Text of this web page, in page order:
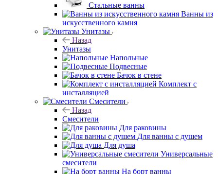
Стальные ванны
Ванны из
искусственного камня
Унитазы
Назад
Унитазы
Напольные
Подвесные
Бачок в стене
Комплект с
инсталляцией
Смесители
Назад
Смесители
Для раковины
Для ванны с душем
Для душа
Универсальные
смесители
На борт ванны